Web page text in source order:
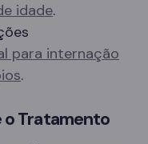
idade.
para internação
.
o Tratamento